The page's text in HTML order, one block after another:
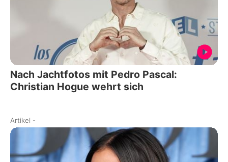
Nach Jachtfotos mit Pedro Pascal:
Christian Hogue wehrt sich
Artikel -